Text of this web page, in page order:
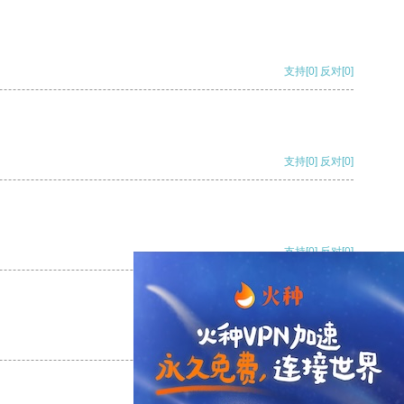
支持[0] 反对[0]
支持[0] 反对[0]
支持[0] 反对[0]
支持[0] 反对